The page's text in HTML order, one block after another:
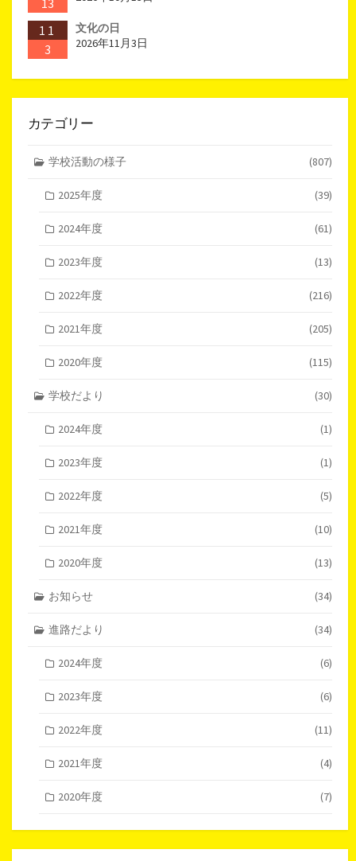
13
11
3
文化の日
2026年11月3日
カテゴリー
学校活動の様子 (807)
2025年度 (39)
2024年度 (61)
2023年度 (13)
2022年度 (216)
2021年度 (205)
2020年度 (115)
学校だより (30)
2024年度 (1)
2023年度 (1)
2022年度 (5)
2021年度 (10)
2020年度 (13)
お知らせ (34)
進路だより (34)
2024年度 (6)
2023年度 (6)
2022年度 (11)
2021年度 (4)
2020年度 (7)